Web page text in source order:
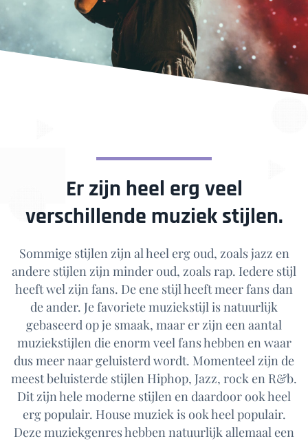
Er zijn heel erg veel
verschillende muziek stijlen.
Sommige stijlen zijn al heel erg oud, zoals jazz en
andere stijlen zijn minder oud, zoals rap. Iedere stijl
heeft wel zijn fans. De ene stijl heeft meer fans dan
de ander. Je favoriete muziekstijl is natuurlijk
gebaseerd op je smaak, maar er zijn een aantal
muziekstijlen die enorm veel fans hebben en waar
dus meer naar geluisterd wordt. Momenteel zijn de
meest beluisterde stijlen Hiphop, Jazz, rock en R&b.
Dit zijn hele moderne stijlen en daardoor ook heel
erg populair. House muziek is ook heel populair.
Deze muziekgenres hebben natuurlijk allemaal een